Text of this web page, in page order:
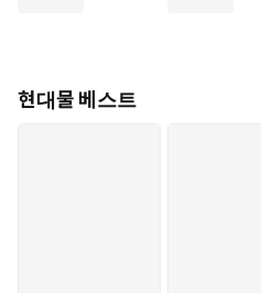
현대물 베스트